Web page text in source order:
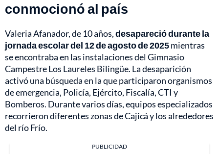
conmocionó al país
Valeria Afanador, de 10 años,desapareció durante la
jornada escolar del 12 de agosto de 2025mientras
se encontraba en las instalaciones del Gimnasio
Campestre Los Laureles Bilingüe. La desaparición
activó una búsqueda en la que participaron organismos
de emergencia, Policía, Ejército, Fiscalía, CTI y
Bomberos. Durante varios días, equipos especializados
recorrieron diferentes zonas de Cajicá y los alrededores
del río Frío.
PUBLICIDAD